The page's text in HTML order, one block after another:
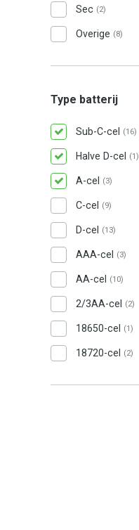
Sec (2)
Overige (8)
Type batterij
Sub-C-cel (16)
Halve D-cel (1)
A-cel (3)
C-cel (9)
D-cel (13)
AAA-cel (3)
AA-cel (10)
2/3AA-cel (2)
18650-cel (1)
18720-cel (2)